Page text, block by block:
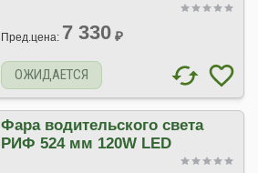
Пред.цена: 7 330 ₽
ОЖИДАЕТСЯ
Фара водительского света
РИФ 524 мм 120W LED